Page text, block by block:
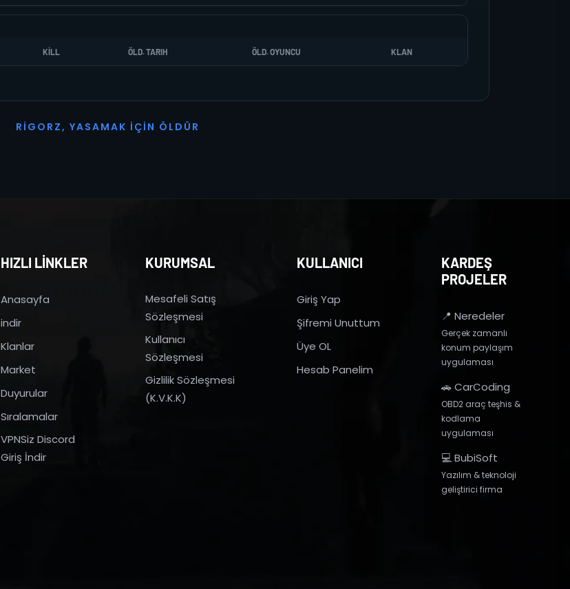
KILL ÖLD. TARIH ÖLD. OYUNCU KLAN
R I G O R Z, YASAMAK İ ÇI N Ö L D Ü R
HIZLI LİNKLER
Anasayfa
indir
Klanlar
Market
Duyurular
Sıralamalar
VPNSiz Discord
Giriş İndir
KURUMSAL
Mesafeli Satış
Sözleşmesi
Kullanıcı
Sözleşmesi
Gizlilik Sözleşmesi
(K.V.K.K)
KULLANICI
Giriş Yap
Şifremi Unuttum
Üye OL
Hesab Panelim
KARDEŞ
PROJELER
📍 Neredeler
Gerçek zamanlı
konum paylaşım
uygulaması
🚗 CarCoding
OBD2 araç teşhis &
kodlama
uygulaması
💻 BubiSoft
Yazılım & teknoloji
geliştirici firma